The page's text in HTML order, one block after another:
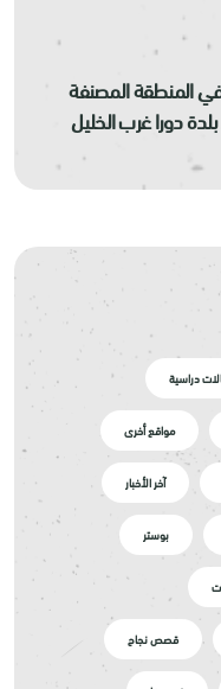
في المنطقة المصنفة
دورا غرب الخليل
دراسية
مواقع أخرى
آخر الأخبار
بوستر
قصص نجاح